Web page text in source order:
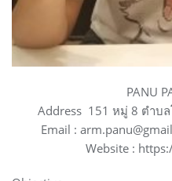
PANU
Address 151 หมู่ 8 ตำบล
Email :
Website :